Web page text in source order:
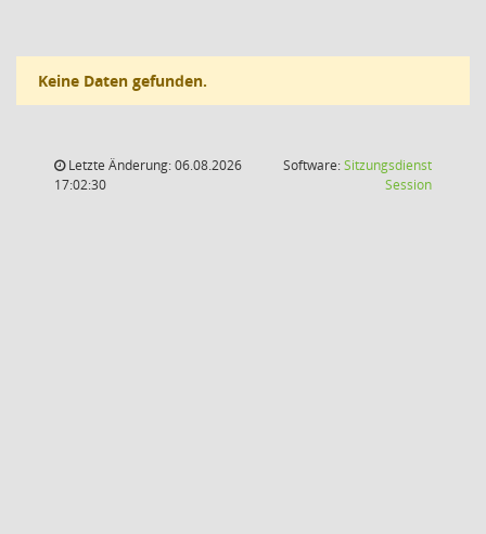
Keine Daten gefunden.
Letzte Änderung: 06.08.2026
17:02:30
Software:Sitzungsdienst
Session(Wird in